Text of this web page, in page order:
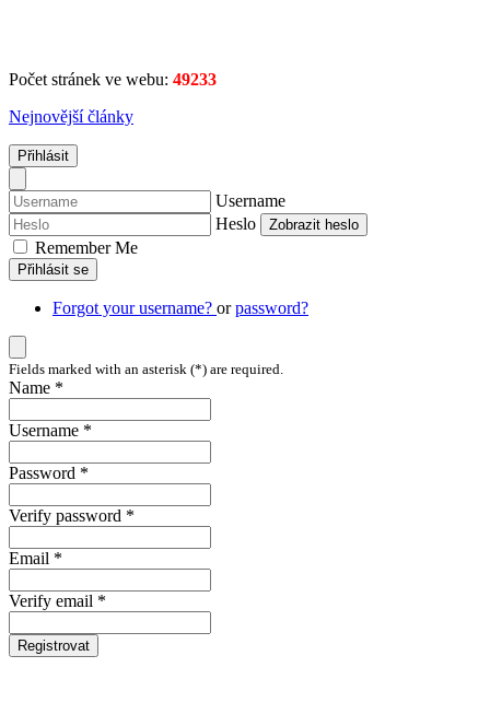
Počet stránek ve webu: 49233
Nejnovější články
Přihlásit
Username
Heslo
Zobrazit heslo
Remember Me
Přihlásit se
Forgot your username? orpassword?
Fields marked with an asterisk (*) are required.
Name *
Username *
Password *
Verify password *
Email *
Verify email *
Registrovat